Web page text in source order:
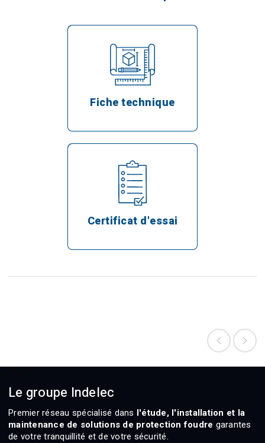
Fiche technique
Certificat d'essai
Le groupe Indelec
Premier réseau spécialisé dans l'étude, l'installation et la
maintenance de solutions de protection foudre garantes
de votre tranquillité et de votre sécurité.